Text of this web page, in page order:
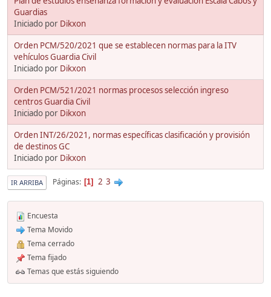
Guardias
Iniciado por Dikxon
Orden PCM/520/2021 que se establecen normas para la ITV
vehículos Guardia Civil
Iniciado por Dikxon
Orden PCM/521/2021 normas procesos selección ingreso
centros Guardia Civil
Iniciado por Dikxon
Orden INT/26/2021, normas específicas clasificación y provisión
de destinos GC
Iniciado por Dikxon
IR ARRIBA Páginas 1 2 3
Encuesta
Tema Movido
Tema cerrado
Tema fijado
Temas que estás siguiendo